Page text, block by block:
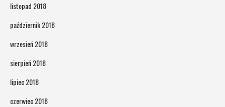
listopad 2018
październik 2018
wrzesień 2018
sierpień 2018
lipiec 2018
czerwiec 2018